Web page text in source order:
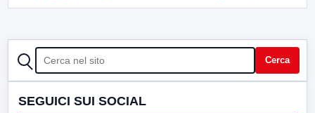
CERCA Cerca
SEGUICI SUI SOCIAL